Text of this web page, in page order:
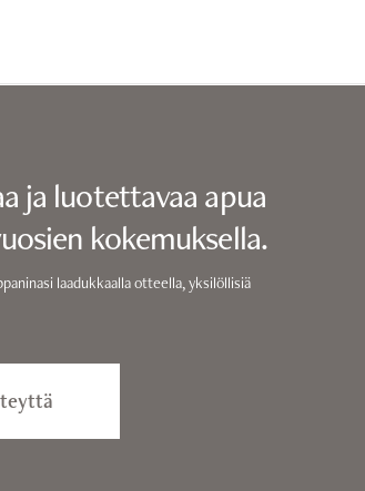
ja luotettavaa apua
kokemuksella.
laadukkaalla otteella, yksilöllisiä